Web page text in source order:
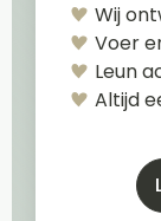
Wij
Voer
Leun
Altijd